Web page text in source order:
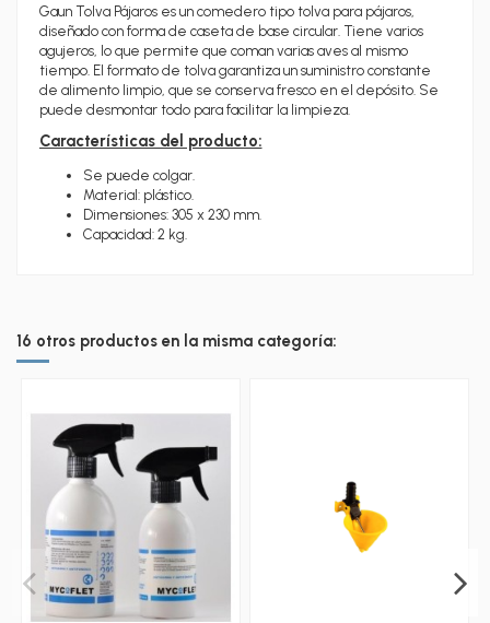
Gaun Tolva Pájaroses un comedero tipo tolva para pájaros,
diseñado con forma de casetade base circular. Tiene varios
agujeros, lo que permite que coman varias aves al mismo
tiempo. El formato de tolva garantiza un suministro constante
de alimento limpio, que se conserva fresco en el depósito. Se
puede desmontar todo para facilitar la limpieza.
Características del producto:
Se puede colgar.
Material: plástico.
Dimensiones: 305 x 230 mm.
Capacidad: 2 kg.
16 otros productos en la misma categoría: